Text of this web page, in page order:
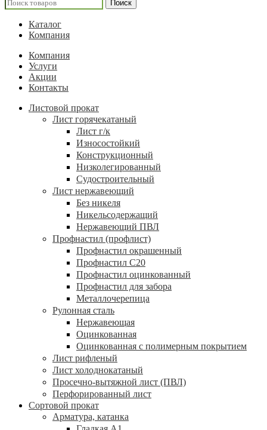
Поиск
Каталог
Компания
Компания
Услуги
Акции
Контакты
Листовой прокат
Лист горячекатаный
Лист г/к
Износостойкий
Конструкционный
Низколегированный
Судостроительный
Лист нержавеющий
Без никеля
Никельсодержащий
Нержавеющий ПВЛ
Профнастил (профлист)
Профнастил окрашенный
Профнастил С20
Профнастил оцинкованный
Профнастил для забора
Металлочерепица
Рулонная сталь
Нержавеющая
Оцинкованная
Оцинкованная с полимерным покрытием
Лист рифленый
Лист холоднокатаный
Просечно-вытяжной лист (ПВЛ)
Перфорированный лист
Сортовой прокат
Арматура, катанка